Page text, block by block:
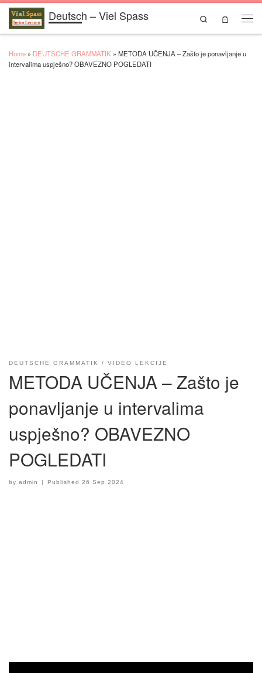
Skip to contentDeutsch – Viel Spass
Search
Home » DEUTSCHE GRAMMATIK » METODA UČENJA – Zašto je ponavljanje u
intervalima uspješno? OBAVEZNO POGLEDATI
DEUTSCHE GRAMMATIK VIDEO LEKCIJE
METODA UČENJA – Zašto je
ponavljanje u intervalima
uspješno? OBAVEZNO
POGLEDATI
by admin Published26 Sep 2024